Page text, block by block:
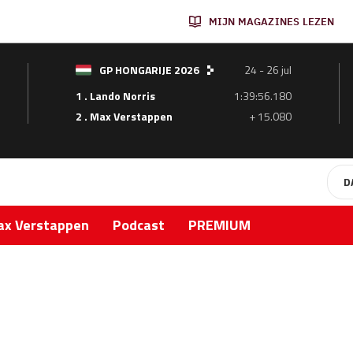
MIJN MAGAZINES LEZEN
GP HONGARIJE 2026
24 - 26 jul
1 . Lando Norris
1:39:56.180
2 . Max Verstappen
+ 15.080
Verstappen Podcast PREMIUM